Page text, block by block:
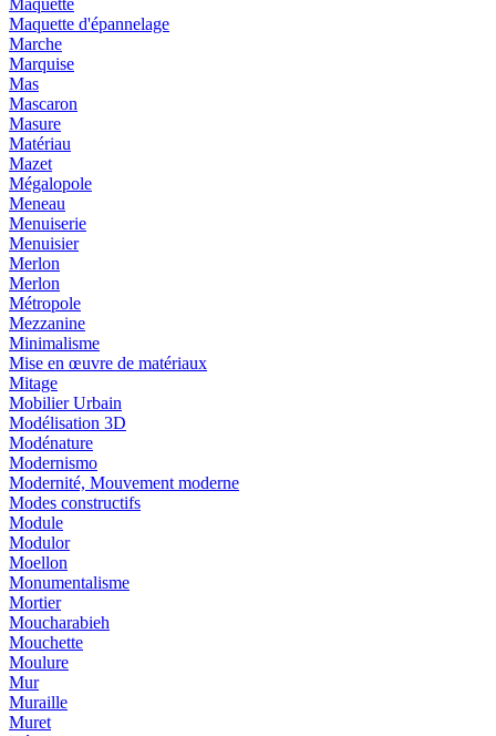
Maquette
Maquette d'épannelage
Marche
Marquise
Mas
Mascaron
Masure
Matériau
Mazet
Mégalopole
Meneau
Menuiserie
Menuisier
Merlon
Merlon
Métropole
Mezzanine
Minimalisme
Mise en œuvre de matériaux
Mitage
Mobilier Urbain
Modélisation 3D
Modénature
Modernismo
Modernité, Mouvement moderne
Modes constructifs
Module
Modulor
Moellon
Monumentalisme
Mortier
Moucharabieh
Mouchette
Moulure
Mur
Muraille
Muret